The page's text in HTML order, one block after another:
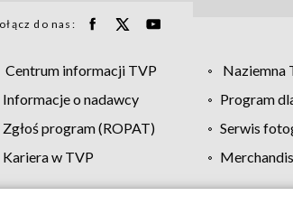
do nas:
Centrum informacji TVP Naziemna
Informacje o nadawcy
Program
Zgłoś program (ROPAT)
Serwis
Kariera w TVP